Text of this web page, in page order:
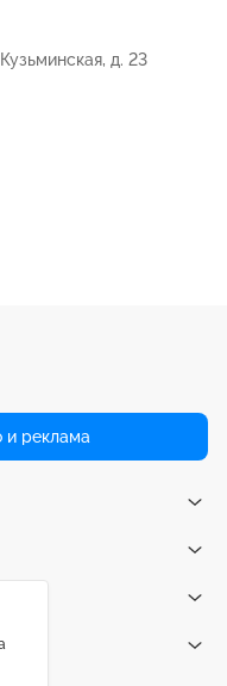
д. 23
и реклама